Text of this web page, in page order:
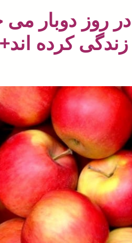
روز دوبار می
زندگی کرده